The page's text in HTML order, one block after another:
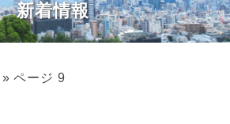
新着情報
»ページ 9